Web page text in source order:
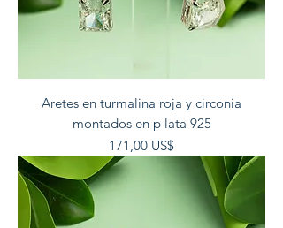
Aretes en turmalina roja y circonia
montados en p lata 925
Precio
171,00 US$